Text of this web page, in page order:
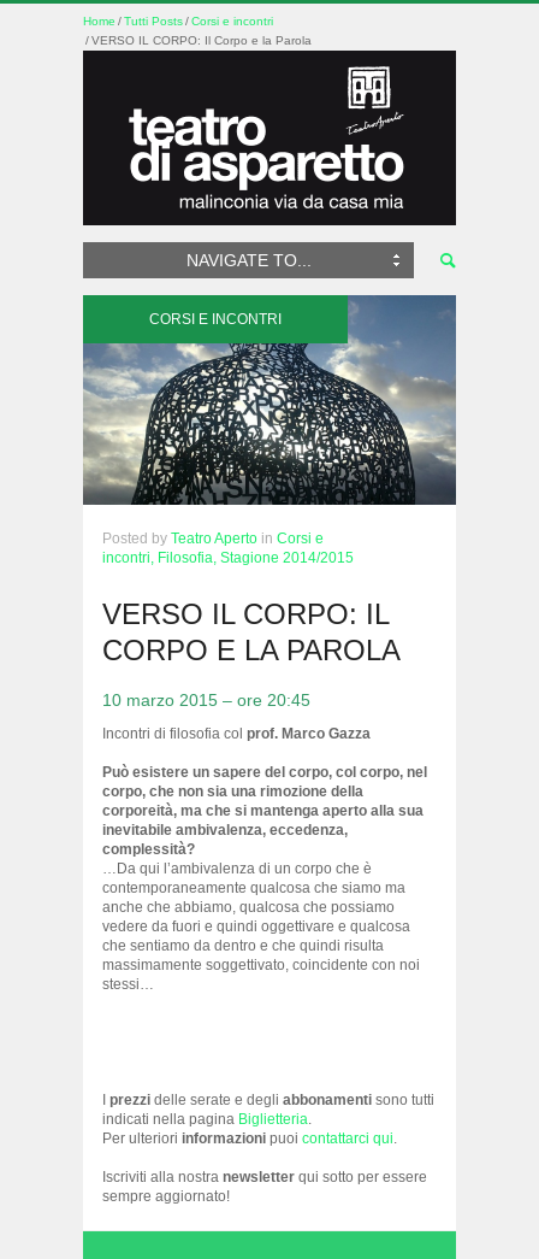
Home Tutti Posts
Corsi e incontri
VERSO IL CORPO: Il Corpo e la Parola
NAVIGATE TO...
CORSI E INCONTRI
Posted by Teatro Aperto in Corsi e
incontri, Filosofia, Stagione 2014/2015
VERSO IL CORPO: IL
CORPO E LA PAROLA
10 marzo 2015 – ore 20:45
Incontri di filosofia col prof. Marco Gazza
Può esistere un sapere del corpo, col corpo, nel
corpo, che non sia una rimozione della
corporeità, ma che si mantenga aperto alla sua
inevitabile ambivalenza, eccedenza,
complessità?
…Da qui l’ambivalenza di un corpo che è
contemporaneamente qualcosa che siamo ma
anche che abbiamo, qualcosa che possiamo
vedere da fuori e quindi oggettivare e qualcosa
che sentiamo da dentro e che quindi risulta
massimamente soggettivato, coincidente con noi
stessi…
prezzi delle serate e degli abbonamenti sono tutti
indicati nella pagina Biglietteria.
Per ulteriori informazioni puoi contattarci qui.
Iscriviti alla nostra newsletter qui sotto per essere
sempre aggiornato!